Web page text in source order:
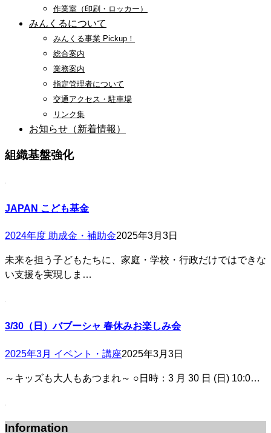
作業室（印刷・ロッカー）
みんくるについて
みんくる事業 Pickup！
総合案内
業務案内
指定管理者について
交通アクセス・駐車場
リンク集
お知らせ（新着情報）
組織基盤強化
JAPAN こども基金
2024年度 助成金・補助金2025年3月3日
未来を担う子どもたちに、家庭・学校・行政だけではできな
い支援を実現しま…
3/30（日）バブーシャ 春休みお楽しみ会
2025年3月 イベント・講座2025年3月3日
～キッズも大人もあつまれ～ ○日時：3 月 30 日 (日) 10:0…
Information